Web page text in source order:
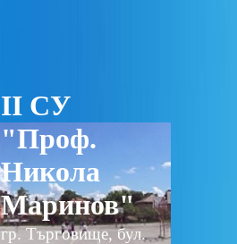
II СУ
"Проф.
Никола
Маринов"
гр. Търговище, бул.